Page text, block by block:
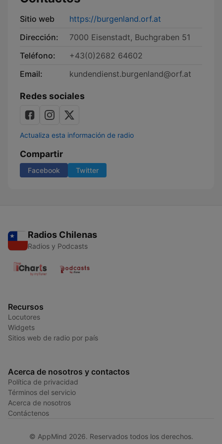
Sitio web
https://burgenland.orf.at
Dirección:
7000 Eisenstadt, Buchgraben 51
Teléfono:
+43(0)2682 64602
Email:
kundendienst.burgenland@orf.at
Redes sociales
Actualiza esta información de radio
Compartir
Facebook Twitter
Radios Chilenas
Radios y Podcasts
Recursos
Locutores
Widgets
Sitios web de radio por país
Acerca de nosotros y contactos
Política de privacidad
Términos del servicio
Acerca de nosotros
Contáctenos
© AppMind 2026. Reservados todos los derechos.